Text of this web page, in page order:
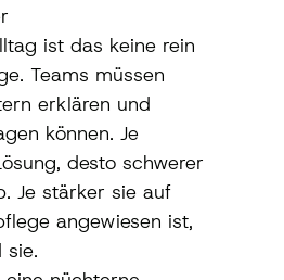
ist das keine rein
Teams müssen
erklären und
können. Je
desto schwerer
Je stärker sie auf
angewiesen ist,
sie.